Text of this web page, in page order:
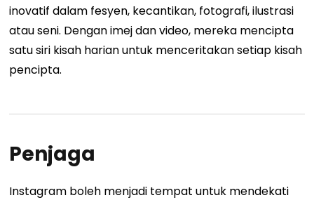
inovatif dalam fesyen, kecantikan, fotografi, ilustrasi
atau seni. Dengan imej dan video, mereka mencipta
satu siri kisah harian untuk menceritakan setiap kisah
pencipta.
Penjaga
Instagram boleh menjadi tempat untuk mendekati